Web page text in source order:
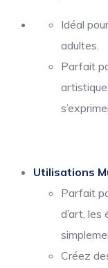
Idéal
adultes.
Parfait
Utilisations
Parfait
d’art,
Créez